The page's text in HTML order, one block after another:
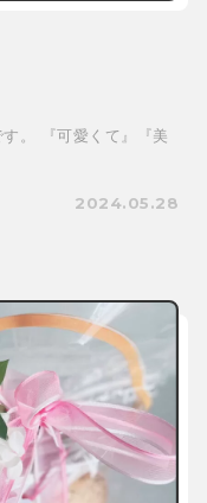
。 『可愛くて』『美
2024.05.28